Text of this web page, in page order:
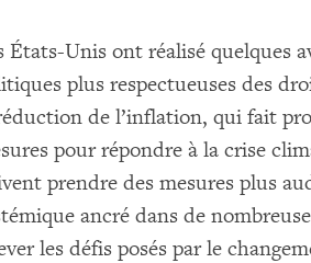
États-Unis ont réalisé quelques
plus respectueuses des
de l’inflation, qui fait
pour répondre à la crise
prendre des mesures plus
ancré dans de
les défis posés par le